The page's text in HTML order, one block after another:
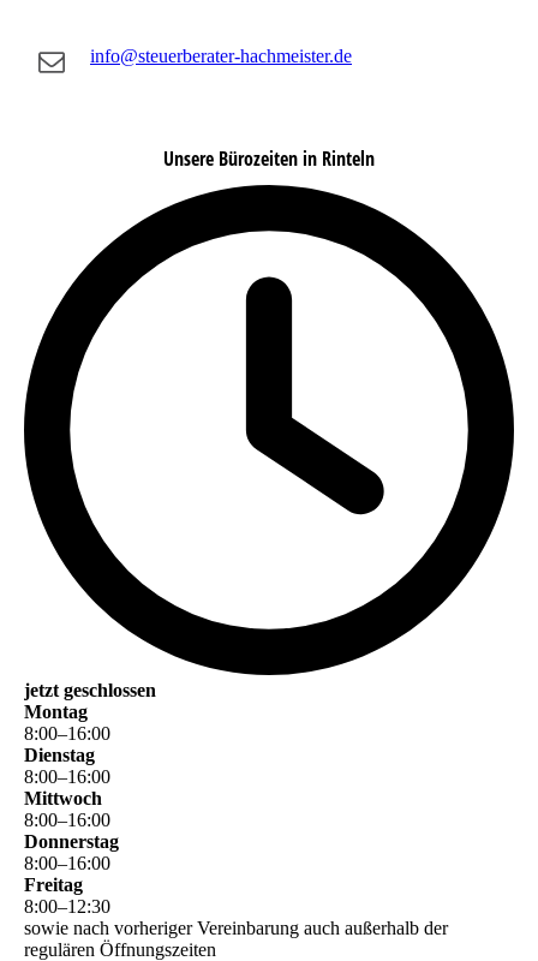
info@steuerberater-hachmeister.de
Unsere Bürozeiten in Rinteln
jetzt geschlossen
Montag
8:00–16:00
Dienstag
8:00–16:00
Mittwoch
8:00–16:00
Donnerstag
8:00–16:00
Freitag
8:00–12:30
sowie nach vorheriger Vereinbarung auch außerhalb der
regulären Öffnungszeiten